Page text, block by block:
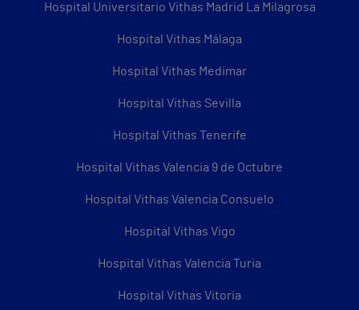
Hospital Universitario Vithas Madrid La Milagrosa
Hospital Vithas Málaga
Hospital Vithas Medimar
Hospital Vithas Sevilla
Hospital Vithas Tenerife
Hospital Vithas Valencia 9 de Octubre
Hospital Vithas Valencia Consuelo
Hospital Vithas Vigo
Hospital Vithas Valencia Turia
Hospital Vithas Vitoria